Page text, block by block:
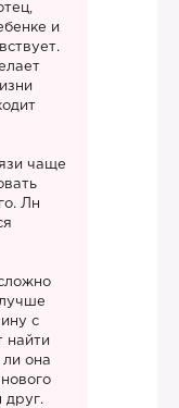
и
чаще
Лн
с
найти
ли она
друг.